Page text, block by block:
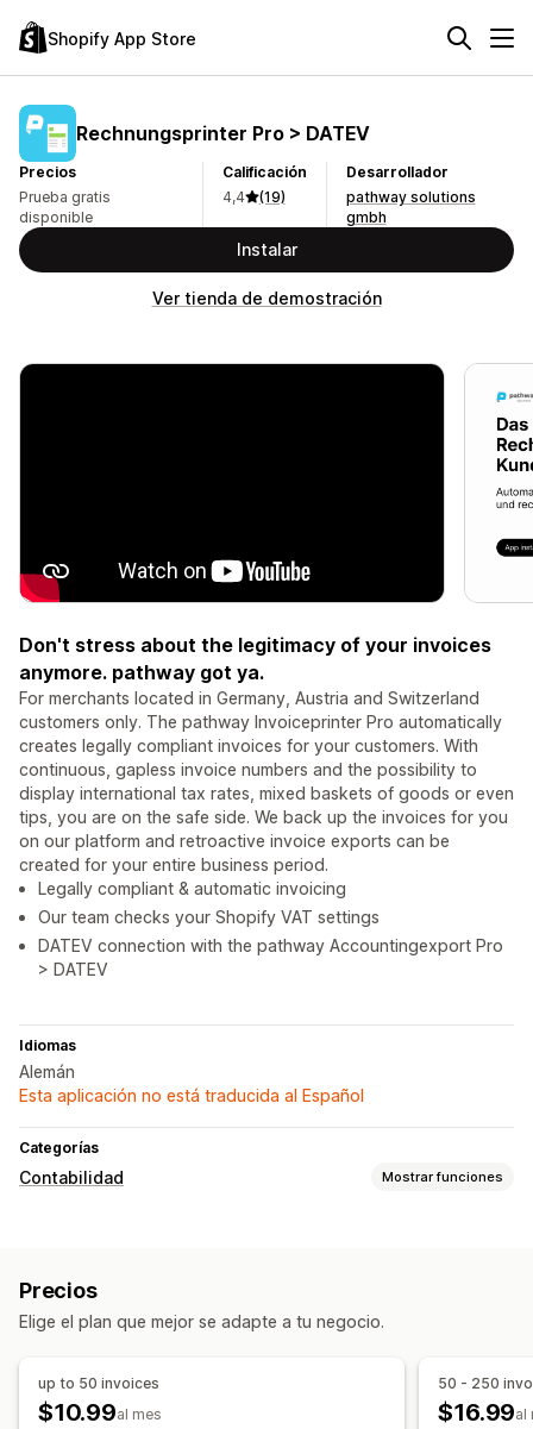
Shopify App Store
Rechnungsprinter Pro > DATEV
Precios
Prueba gratis
disponible
Calificación
4,4
(19)
Desarrollador
pathway solutions
gmbh
Instalar
Ver tienda de demostración
Don't stress about the legitimacy of your invoices
anymore. pathway got ya.
For merchants located in Germany, Austria and Switzerland
customers only. The pathway Invoiceprinter Pro automatically
creates legally compliant invoices for your customers. With
continuous, gapless invoice numbers and the possibility to
display international tax rates, mixed baskets of goods or even
tips, you are on the safe side. We back up the invoices for you
on our platform and retroactive invoice exports can be
created for your entire business period.
Legally compliant & automatic invoicing
Our team checks your Shopify VAT settings
DATEV connection with the pathway Accountingexport Pro
> DATEV
Idiomas
Alemán
Esta aplicación no está traducida al Español
Categorías
Contabilidad Mostrar funciones
Impuesto sobre las ventas
Múltiples monedas
Precios
Elige el plan que mejor se adapte a tu negocio.
up to 50 invoices
$10.99al mes
50 - 250
$16.99al